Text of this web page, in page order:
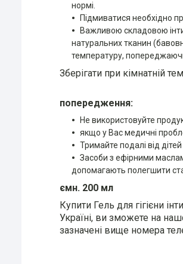
нормі.
Підмиватися необхідно
Важливою складовою
натуральних тканин
температуру,
Зберігати при кімнатній
попередження:
Не використовуйте
якщо у Вас медичні
Тримайте подалі від дітей
Засоби з ефірними
допомагають полегшити
ємн. 200 мл
Купити Гель для гігієни
Україні, ви зможете на
зазначені вище номера